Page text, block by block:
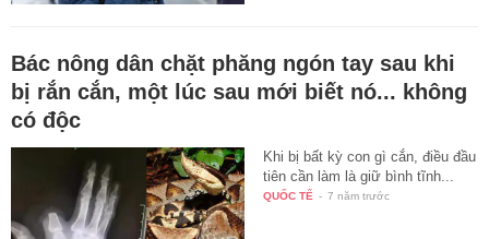
Bác nông dân chặt phăng ngón tay sau khi
bị rắn cắn, một lúc sau mới biết nó... không
có độc
Khi bị bất kỳ con gì cắn, điều đầu
tiên cần làm là giữ bình tĩnh...
QUỐC TẾ - 7 năm trước